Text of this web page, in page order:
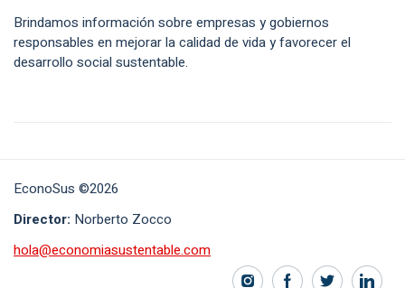
Brindamos información sobre empresas y gobiernos
responsables en mejorar la calidad de vida y favorecer el
desarrollo social sustentable.
EconoSus ©2026
Director: Norberto Zocco
hola@economiasustentable.com